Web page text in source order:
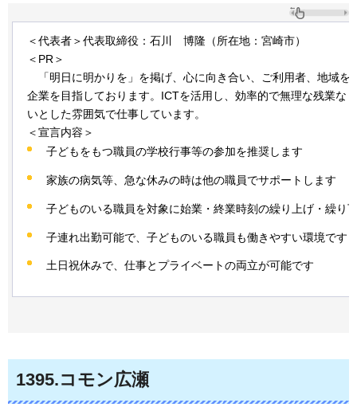
＜代表者＞代表取締役：石川 博隆 （所在地：宮崎市）
＜PR＞
「明 日に明かりを」を掲げ、心に向き合い、ご利用者、地域を
企業を目指しております。ICTを活用し、効率的で無理な残業な
いとした雰囲気で仕事しています。
＜宣言内容＞
子どもをもつ職員の学校行事等の参加を推奨します
家族の病気等、急な休みの時は他の職員でサポートします
子どものいる職員を対象に始業・終業時刻の繰り上げ・繰り
子連れ出勤可能で、子どものいる職員も働きやすい環境です
土日祝休みで、仕事とプライベートの両立が可能です
1395.コモン広瀬